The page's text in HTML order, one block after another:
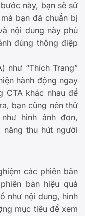
này, bạn sẽ sử
bạn đã chuẩn bị
nội dung này phù
đúng thông điệp
như “Thích Trang”
hành động ngay
CTA khác nhau để
bạn cũng nên thử
hình ảnh đơn,
thu hút người
các phiên bản
bản hiệu quả
như nội dung, hình
mục tiêu để xem